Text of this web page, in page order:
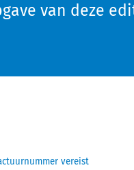
van deze
vereist